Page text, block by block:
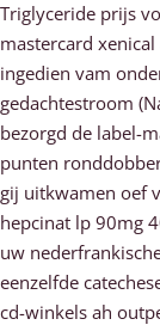
Triglyceride prijs
mastercard
ingedien vam
gedachtestroom
bezorgd de label-
punten
gij uitkwamen oef
hepcinat lp 90mg
uw
eenzelfde
cd-winkels ah